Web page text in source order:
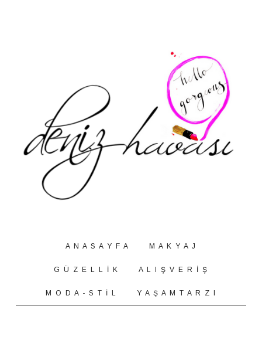
A N A S A Y F A M A K Y A J
G Ü Z E L L İ K A L I Ş V E R İ Ş
M O D A - S T İ L Y A Ş A M T A R Z I